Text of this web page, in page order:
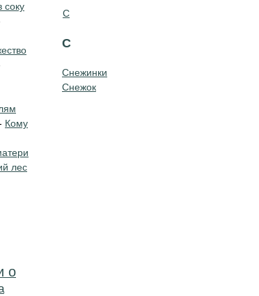
С
С
Снежинки
Снежок
Кому
лес
о